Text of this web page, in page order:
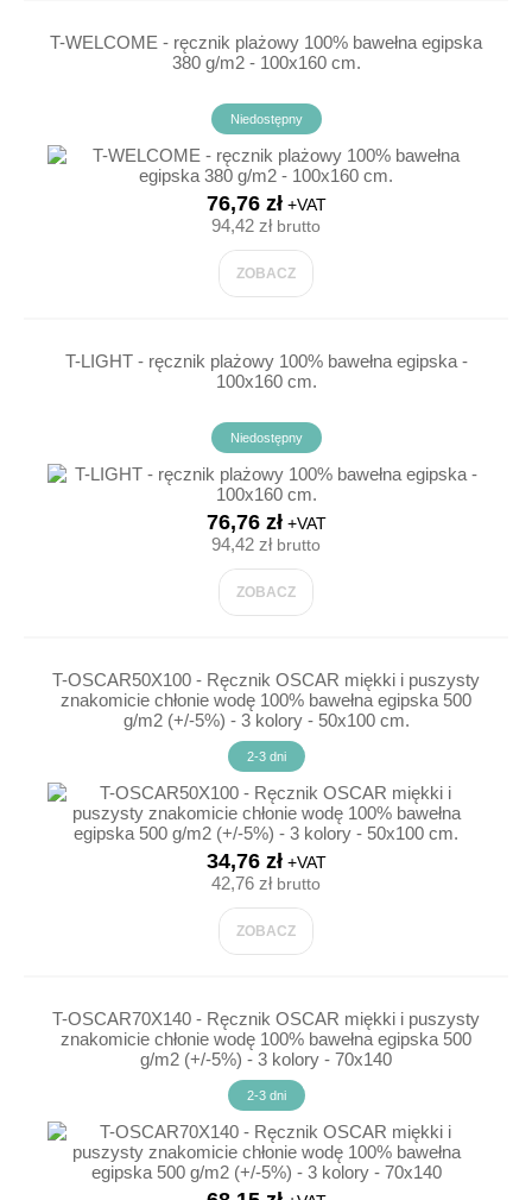
T-WELCOME - ręcznik plażowy 100% bawełna egipska
380 g/m2 - 100x160 cm.
Niedostępny
76,76 zł+VAT
94,42 złbrutto
ZOBACZ
T-LIGHT - ręcznik plażowy 100% bawełna egipska -
100x160 cm.
Niedostępny
76,76 zł+VAT
94,42 złbrutto
ZOBACZ
T-OSCAR50X100 - Ręcznik OSCAR miękki i puszysty
znakomicie chłonie wodę 100% bawełna egipska 500
g/m2 (+/-5%) - 3 kolory - 50x100 cm.
2-3 dni
34,76 zł+VAT
42,76 złbrutto
ZOBACZ
T-OSCAR70X140 - Ręcznik OSCAR miękki i puszysty
znakomicie chłonie wodę 100% bawełna egipska 500
g/m2 (+/-5%) - 3 kolory - 70x140
2-3 dni